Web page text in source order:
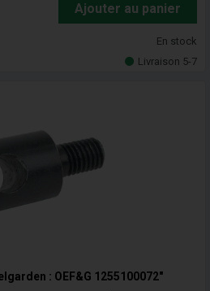
Ajouter au panier
En stock
Livraison 5-7
: OEF&G 1255100072"